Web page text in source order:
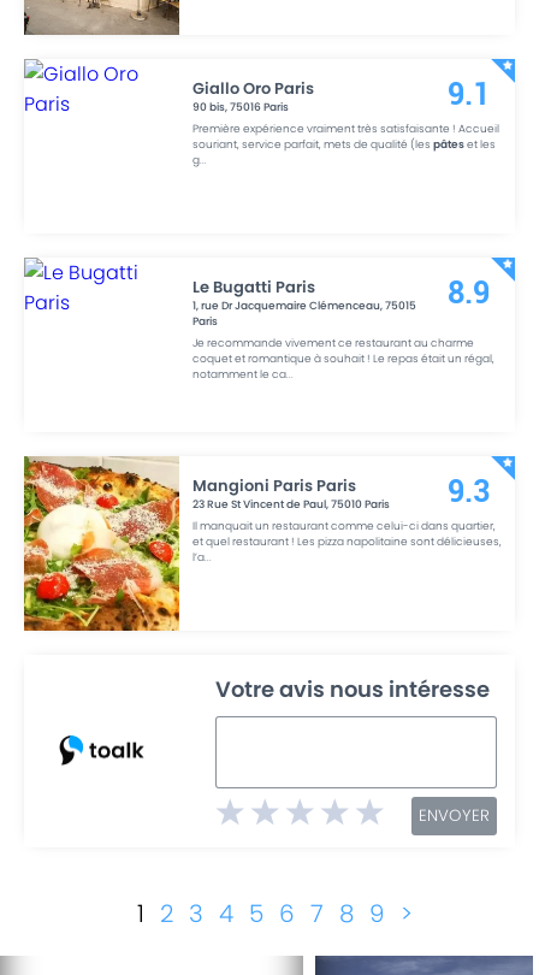
Giallo Oro Paris
90 bis,75016Paris
Première expérience vraiment très satisfaisante ! Accueil
souriant, service parfait, mets de qualité (lespâteset les
g...
9.1
Le Bugatti Paris
1, rue Dr Jacquemaire Clémenceau,75015
Paris
Je recommande vivement ce restaurant au charme
coquet et romantique à souhait ! Le repas était un régal,
notamment le ca...
8.9
Mangioni Paris Paris
23 Rue St Vincent de Paul,75010Paris
Il manquait un restaurant comme celui-ci dans quartier,
et quel restaurant ! Les pizza napolitaine sont délicieuses,
l’a...
9.3
Votre avis nous intéresse
ENVOYER
1 2 3 4 5 6 7 8 9 >